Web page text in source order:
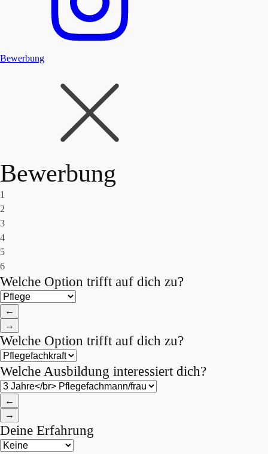
Bewerbung
Bewerbung
1
2
3
4
5
6
Welche Option trifft auf dich zu?
←
→
Welche Option trifft auf dich zu?
Welche Ausbildung interessiert dich?
←
→
Deine Erfahrung